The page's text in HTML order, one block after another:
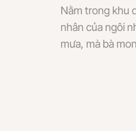
Nằm trong khu
nhân của ngôi
mưa, mà bà